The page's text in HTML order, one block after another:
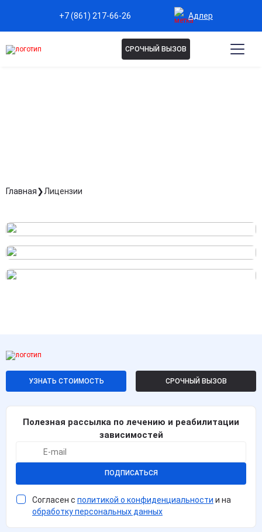
+7 (861) 217-66-26 Адлер
СРОЧНЫЙ ВЫЗОВ
Главная Лицензии
УЗНАТЬ СТОИМОСТЬ СРОЧНЫЙ ВЫЗОВ
Полезная рассылка по лечению и реабилитации
зависимостей
ПОДПИСАТЬСЯ
Согласен с политикой о конфиденциальности и на
обработку персональных данных